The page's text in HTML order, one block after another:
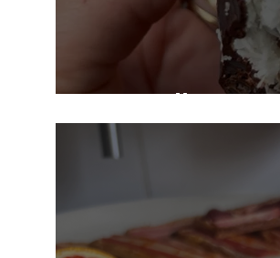
Snelle